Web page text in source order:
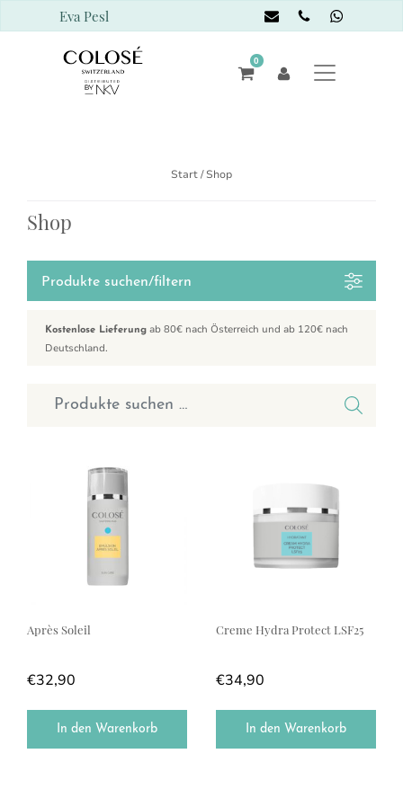
Eva Pesl
0
Start/ Shop
Shop
Produkte suchen/filtern
Kostenlose Lieferung ab 80€ nach Österreich und ab 120€ nach
Deutschland.
Suchen nach:
Après Soleil
€32,90
In den Warenkorb
Creme Hydra Protect LSF25
€34,90
In den Warenkorb